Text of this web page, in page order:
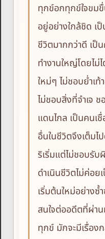
ทุกข์อกทุกข์ใจขม
อยู่อย่างใกล้ชิด เ
ชีวิตมากกว่าดี เป็
ทำงานใหญ่โดยไ
ใหม่ๆ ไม่ชอบย่ำเ
ไม่ชอบสิ่งที่จำเจ
แดนไกล เป็นคนเชื่
อื่นในชีวิตจึงเต็ม
ริเริ่มแต่ไม่ชอบรับ
ดำเนินชีวิตไม่ค่อย
เริ่มต้นใหม่อย่างซ้
สนใจต่ออดีตที่ผ่า
ทุกข์ มักจะมีเรื่อง